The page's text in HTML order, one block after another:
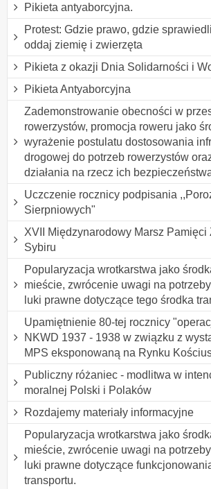
Pikieta antyaborcyjna.
Protest: Gdzie prawo, gdzie
oddaj ziemię i zwierzęta
Pikieta z okazji Dnia Solidarności i
Pikieta Antyaborcyjna
Zademonstrowanie obecności w
rowerzystów, promocja roweru jako
wyrażenie postulatu dostosowania
drogowej do potrzeb rowerzystów
działania na rzecz ich
Uczczenie rocznicy podpisania
Sierpniowych"
XVII Międzynarodowy Marsz Pamięci
Sybiru
Popularyzacja wrotkarstwa jako
mieście, zwrócenie uwagi na
luki prawne dotyczące tego środka
Upamiętnienie 80-tej rocznicy
NKWD 1937 - 1938 w związku z
MPS eksponowaną na Rynku
Publiczny różaniec - modlitwa w
moralnej Polski i Polaków
Rozdajemy materiały informacyjne
Popularyzacja wrotkarstwa jako
mieście, zwrócenie uwagi na
luki prawne dotyczące
transportu.